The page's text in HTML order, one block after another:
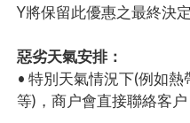
Y將保留此優惠之最終決
惡劣天氣安排：
• 特別天氣情況下(例如
等)，商户會直接聯絡客